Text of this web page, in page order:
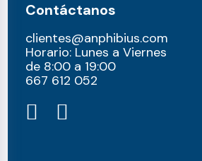
Contáctanos
clientes@anphibius.com
Horario: Lunes a Viernes
de 8:00 a 19:00
667 612 052​